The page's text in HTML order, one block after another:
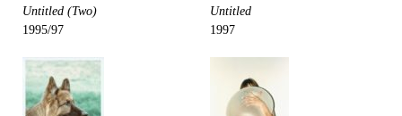
Untitled (Two)
1995/97
Untitled
1997